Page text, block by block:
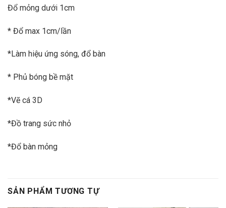
Đổ mỏng dưới 1cm
* Đổ max 1cm/lần
*Làm hiệu ứng sóng, đổ bàn
* Phủ bóng bề mặt
*Vẽ cá 3D
*Đồ trang sức nhỏ
*Đổ bàn mỏng
SẢN PHẨM TƯƠNG TỰ